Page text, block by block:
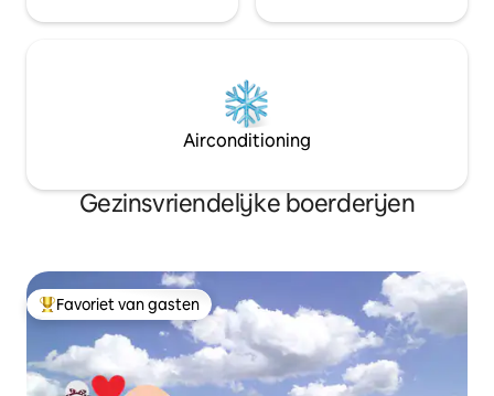
Airconditioning
Gezinsvriendelijke boerderijen
Topfavoriet van gasten
Favoriet van gasten